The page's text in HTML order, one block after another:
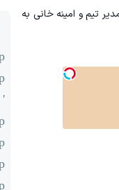
تیم و امینه خانی به